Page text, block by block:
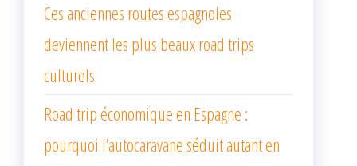
Ces anciennes routes espagnoles
deviennent les plus beaux road trips
culturels
Road trip économique en Espagne :
pourquoi l’autocaravane séduit autant en